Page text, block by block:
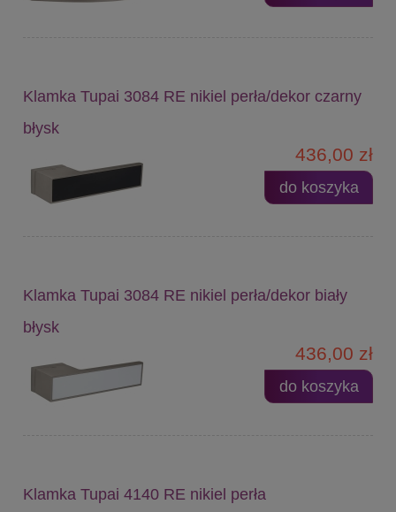
Klamka Tupai 3084 RE nikiel perła/dekor czarny
błysk
436,00 zł
do koszyka
Klamka Tupai 3084 RE nikiel perła/dekor biały
błysk
436,00 zł
do koszyka
Klamka Tupai 4140 RE nikiel perła